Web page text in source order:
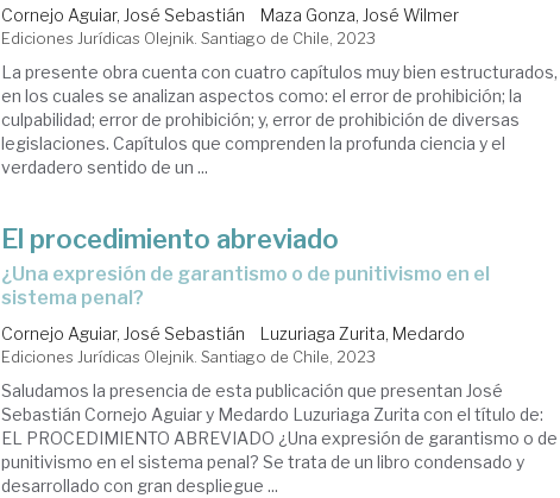
Cornejo Aguiar, José Sebastián Maza Gonza, José Wilmer
Ediciones Jurídicas Olejnik. Santiago de Chile, 2023
La presente obra cuenta con cuatro capítulos muy bien estructurados,
en los cuales se analizan aspectos como: el error de prohibición; la
culpabilidad; error de prohibición; y, error de prohibición de diversas
legislaciones. Capítulos que comprenden la profunda ciencia y el
verdadero sentido de un ...
El procedimiento abreviado
¿una expresión de garantismo o de punitivismo en el
sistema penal?
Cornejo Aguiar, José Sebastián Luzuriaga Zurita, Medardo
Ediciones Jurídicas Olejnik. Santiago de Chile, 2023
Saludamos la presencia de esta publicación que presentan José
Sebastián Cornejo Aguiar y Medardo Luzuriaga Zurita con el título de:
EL PROCEDIMIENTO ABREVIADO ¿Una expresión de garantismo o de
punitivismo en el sistema penal? Se trata de un libro condensado y
desarrollado con gran despliegue ...